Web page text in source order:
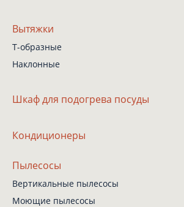
Вытяжки
Т-образные
Наклонные
Шкафдля подогрева посуды
Кондиционеры
Пылесосы
Вертикальные пылесосы
Моющие пылесосы